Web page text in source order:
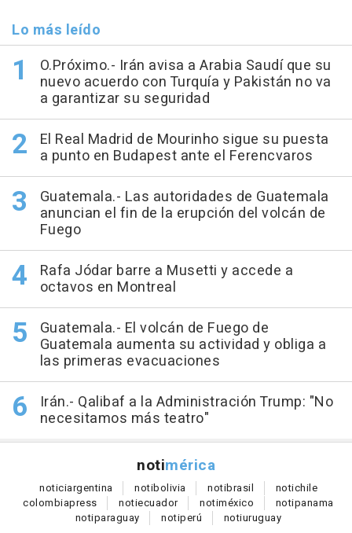
Lo más leído
O.Próximo.- Irán avisa a Arabia Saudí que su
nuevo acuerdo con Turquía y Pakistán no va
a garantizar su seguridad
El Real Madrid de Mourinho sigue su puesta
a punto en Budapest ante el Ferencvaros
Guatemala.- Las autoridades de Guatemala
anuncian el fin de la erupción del volcán de
Fuego
Rafa Jódar barre a Musetti y accede a
octavos en Montreal
Guatemala.- El volcán de Fuego de
Guatemala aumenta su actividad y obliga a
las primeras evacuaciones
Irán.- Qalibaf a la Administración Trump: "No
necesitamos más teatro"
notimérica
noticiargentina notibolivia notibrasil notichile
colombiapress notiecuador notiméxico notipanama
notiparaguay notiperú notiuruguay